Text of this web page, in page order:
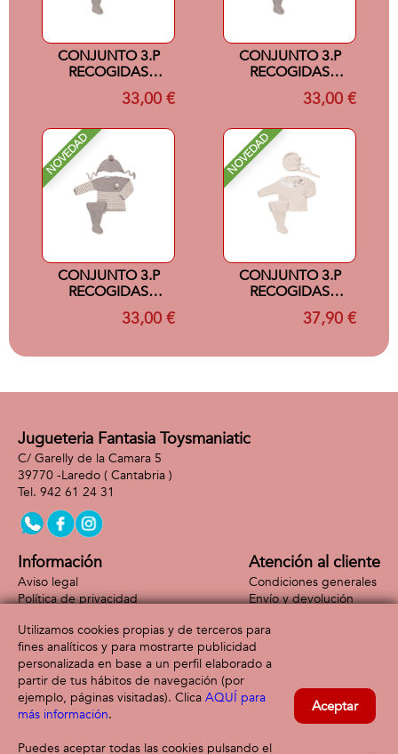
CONJUNTO 3.P
RECOGIDAS
COLOR
VISON/CREMA 1M
33,00 €
CONJUNTO 3.P
RECOGIDAS
COLOR
VISON/CREMA 3M
33,00 €
NOVEDAD
CONJUNTO 3.P
RECOGIDAS
COLOR
VISON/CREMA 6M
33,00 €
NOVEDAD
CONJUNTO 3.P
RECOGIDAS
PUNTILLA CREMA
37,90 €
Jugueteria Fantasia Toysmaniatic
C/ Garelly de la Camara 5
39770 -Laredo ( Cantabria )
942 61 24 31
Información
Aviso legal
Política de privacidad
Atención al cliente
Condiciones generales
Envío y devolución
Formas de pago
Utilizamos cookies propias y de terceros para
fines analíticos y para mostrarte publicidad
personalizada en base a un perfil elaborado a
partir de tus hábitos de navegación (por
ejemplo, páginas visitadas). Clica AQUÍ para
más información.
Puedes aceptar todas las cookies pulsando el
Aceptar